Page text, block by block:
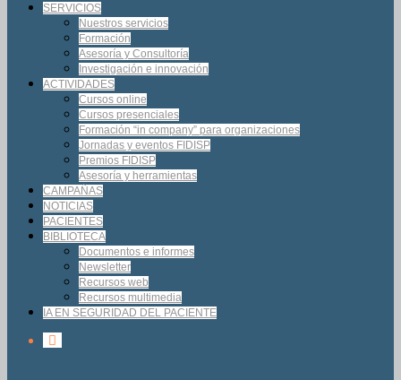
SERVICIOS
Nuestros servicios
Formación
Asesoría y Consultoría
Investigación e innovación
ACTIVIDADES
Cursos online
Cursos presenciales
Formación “in company” para organizaciones
Jornadas y eventos FIDISP
Premios FIDISP
Asesoría y herramientas
CAMPAÑAS
NOTICIAS
PACIENTES
BIBLIOTECA
Documentos e informes
Newsletter
Recursos web
Recursos multimedia
IA EN SEGURIDAD DEL PACIENTE